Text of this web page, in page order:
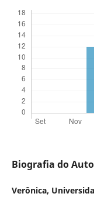
Biografia do
Verônica,